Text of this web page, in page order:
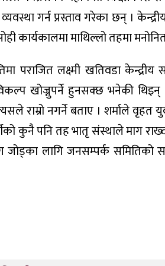
गर्न प्रस्ताव गरेका छन् ।
कार्यकालमा माथिल्लो तहमा
पराजित लक्ष्मी खतिवडा
खोज्नुपर्ने हुनसक्छ भनेकी
राम्रो नगर्ने बताए । शर्माले वृहत
कुनै पनि तह भातृ संस्थाले माग
लागि जनसम्पर्क समितिको